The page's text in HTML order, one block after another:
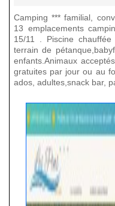
Camping *** familial,
13 emplacements
15/11 . Piscine chauffée
terrain de
enfants.Animaux
gratuites par jour ou au
ados, adultes,snack bar,